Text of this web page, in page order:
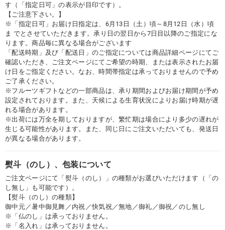
す（「指定日可」の表示が目印です）。
【ご注意下さい。】
※「指定日可」お届け日指定は、6月13日（土）頃～8月12日（水）頃
ま でとさせていただきます。承り日の翌日から7日目以降のご指定にな
ります。商品毎に異なる場合がございます
「配送時期」及び「配送日」のご指定については商品詳細ページにてご
確認いただき、ご注文ページにてご希望の時期、または表示されたお届
け日をご指定ください。なお、時間帯指定は承っておりませんので予め
ご了承ください。
※フルーツギフトなどの一部商品は、承り期間およびお届け期間が予め
設定されております。また、天候による生育状況によりお届け時期が遅
れる場合があります。
※出荷には万全を期しておりますが、繁忙期は場合により多少の遅れが
生じる可能性があります。また、同じ日にご注文いただいても、発送日
が異なる場合があります。
熨斗（のし）、包装について
ご注文ページにて「熨斗（のし）」の種類がお選びいただけます（「の
し無し」も可能です）。
【熨斗（のし）の種類】
御中元／暑中御見舞／内祝／快気祝／無地／御礼／御祝／のし無し
※「仏のし」は承っておりません。
※「名入れ」は承っておりません。